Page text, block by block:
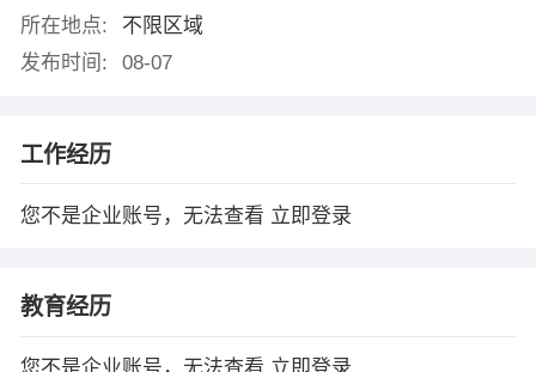
所在地点:
不限区域
发布时间:
08-07
工作经历
您不是企业账号，无法查看 立即登录
教育经历